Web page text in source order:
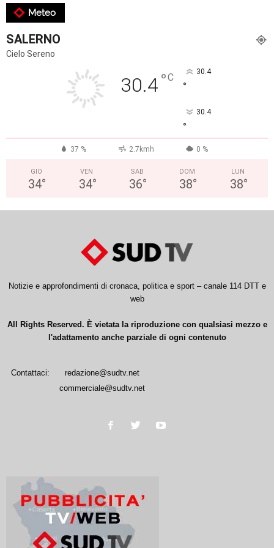
Meteo
SALERNO
Cielo Sereno
30.4°C 30.4
°
30.4
°
37 % 2.7kmh 0 %
GIO
34°
VEN
34°
SAB
36°
DOM
38°
LUN
38°
Notizie e approfondimenti di cronaca, politica e sport – canale 114 DTT e
web
All Rights Reserved. È vietata la riproduzione con qualsiasi mezzo e
l'adattamento anche parziale di ogni contenuto
Contattaci:
redazione@sudtv.net
commerciale@sudtv.net